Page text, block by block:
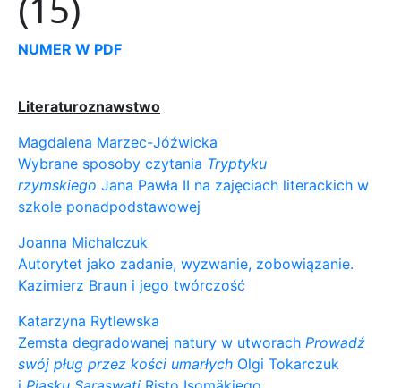
NUMER W PDF
Literaturoznawstwo
Magdalena Marzec-Jóźwicka
Wybrane sposoby czytania Tryptyku
rzymskiego Jana Pawła II na zajęciach literackich w
szkole ponadpodstawowej
Joanna Michalczuk
Autorytet jako zadanie, wyzwanie, zobowiązanie.
Kazimierz Braun i jego twórczość
Katarzyna Rytlewska
Zemsta degradowanej natury w utworach Prowadź
swój pług przez kości umarłych Olgi Tokarczuk